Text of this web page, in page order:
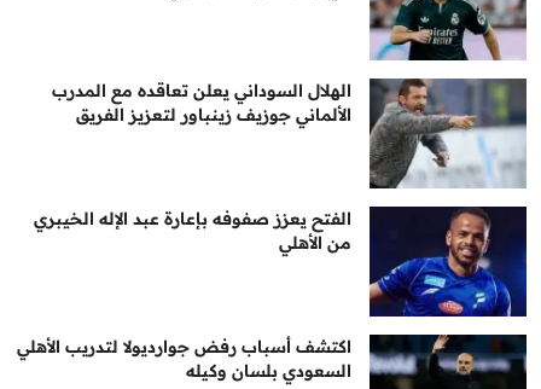
الهلال السوداني يعلن تعاقده مع المدرب
الألماني جوزيف زينباور لتعزيز الفريق
الفتح يعزز صفوفه بإعارة عبد الإله الخيبري
من الأهلي
اكتشف أسباب رفض جوارديولا لتدريب الأهلي
السعودي بلسان وكيله